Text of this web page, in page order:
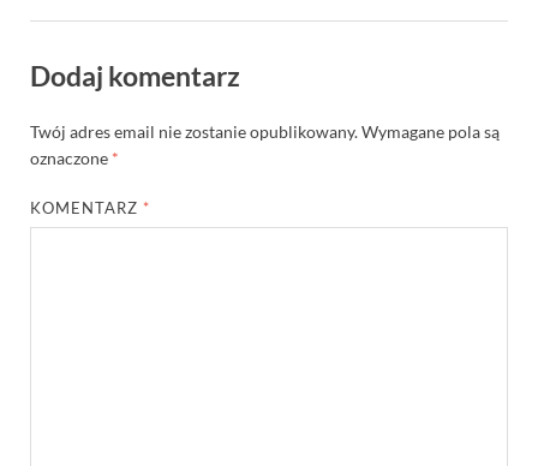
Dodaj komentarz
Twój adres email nie zostanie opublikowany.Wymagane pola są
oznaczone *
KOMENTARZ *